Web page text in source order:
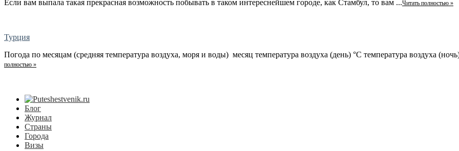
Если вам выпала такая прекрасная возможность побывать в таком интереснейшем городе, как Стамбул, то вам ...Читать полностью »
Турция
Погода по месяцам (средняя температура воздуха, моря и воды) месяц температура воздуха (день) °C температура воздуха
полностью »
Блог
Журнал
Страны
Города
Визы